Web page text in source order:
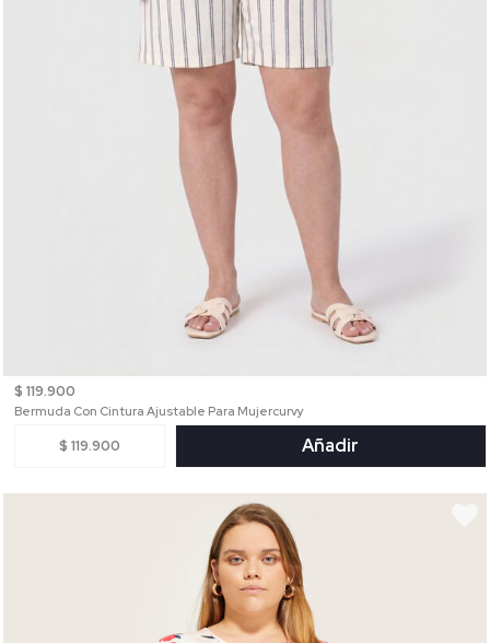
$ 119.900
Bermuda Con Cintura Ajustable Para Mujercurvy
$ 119.900 Añadir